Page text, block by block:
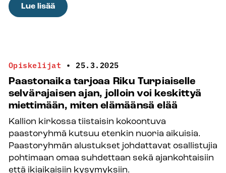
Lue lisää:
Jobiili
ja
harjoittelupaikat
Opiskelijat • 25.3.2025
Paastonaika tarjoaa Riku Turpiaiselle
selvärajaisen ajan, jolloin voi keskittyä
miettimään, miten elämäänsä elää
Kallion kirkossa tiistaisin kokoontuva
paastoryhmä kutsuu etenkin nuoria aikuisia.
Paastoryhmän alustukset johdattavat osallistujia
pohtimaan omaa suhdettaan sekä ajankohtaisiin
että ikiaikaisiin kysymyksiin.